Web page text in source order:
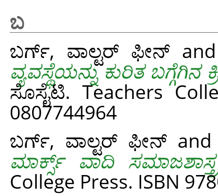
ಬ
ಬರ್ಗ್, ವಾಲ್ಟರ್ ಫೀನ್
ವ್ಯವಸ್ಥೆಯನ್ನು ಕುರಿತ
ಸೊಸೈಟಿ. Teachers
0807744964
ಬರ್ಗ್, ವಾಲ್ಟರ್ ಫೀನ್
ಮಾರ್ಕ್ಸ್ ವಾದಿ ಸಮಾಜಶಾಸ್ತ್ರ
College Press. ISBN